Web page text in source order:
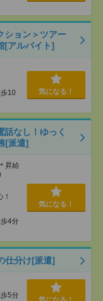
ション＞ツアー
[アルバイト]
10
気になる！
話なし！ゆっく
[派遣]
昇給
4分
気になる！
仕分け[派遣]
5分